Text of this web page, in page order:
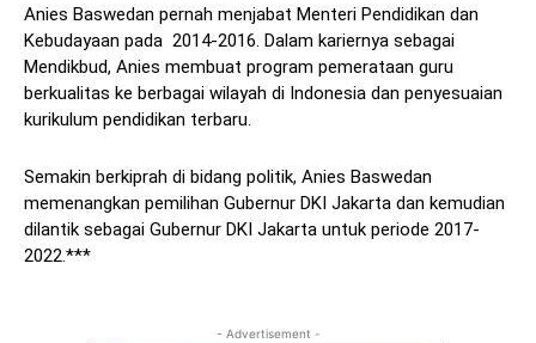
Anies Baswedan pernah menjabat Menteri Pendidikan dan
Kebudayaan pada 2014-2016. Dalam kariernya sebagai
Mendikbud, Anies membuat program pemerataan guru
berkualitas ke berbagai wilayah di Indonesia dan penyesuaian
kurikulum pendidikan terbaru.
Semakin berkiprah di bidang politik, Anies Baswedan
memenangkan pemilihan Gubernur DKI Jakarta dan kemudian
dilantik sebagai Gubernur DKI Jakarta untuk periode 2017-
2022.***
- Advertisement -